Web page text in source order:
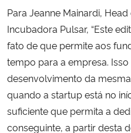
Para Jeanne Mainardi,
Incubadora Pulsar, “Este
fato de que permite aos
tempo para a empresa.
desenvolvimento da
quando a startup está no
suficiente que permita a
conseguinte, a partir desta